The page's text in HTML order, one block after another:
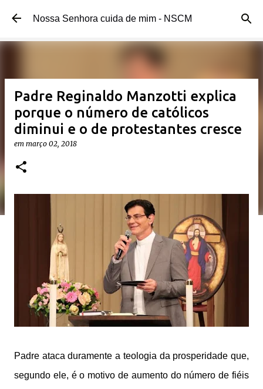
Pular para o conteúdo principal
Nossa Senhora cuida de mim - NSCM
Padre Reginaldo Manzotti explica
porque o número de católicos
diminui e o de protestantes cresce
em março 02, 2018
Padre ataca duramente a teologia da prosperidade que,
segundo ele, é o motivo de aumento do número de fiéis